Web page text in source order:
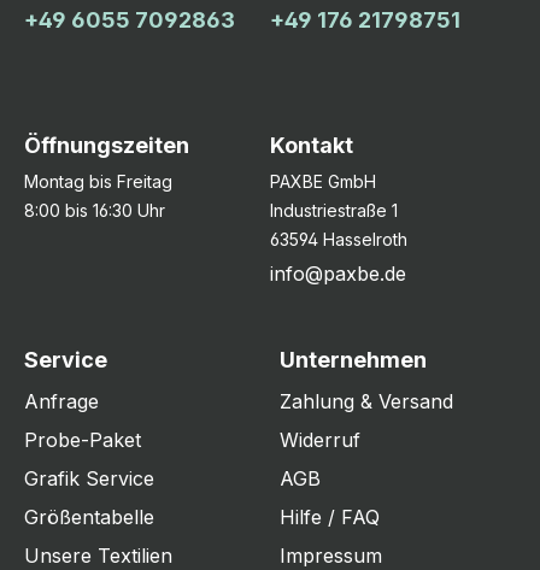
+49 6055 7092863 +49 176 21798751
Öffnungszeiten
Montag bis Freitag
8:00 bis 16:30 Uhr
Kontakt
PAXBE GmbH
Industriestraße 1
63594 Hasselroth
info@paxbe.de
Service
Anfrage
Probe-Paket
Grafik Service
Größentabelle
Unsere Textilien
Unternehmen
Zahlung & Versand
Widerruf
AGB
Hilfe / FAQ
Impressum